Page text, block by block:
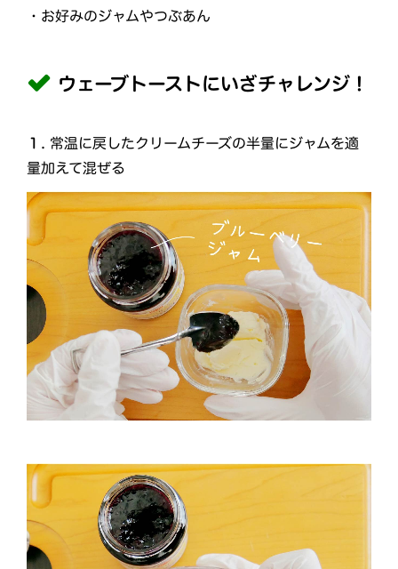
・お好みのジャムやつぶあん
ウェーブトーストにいざチャレンジ！
１. 常温に戻したクリームチーズの半量にジャムを適
量加えて混ぜる